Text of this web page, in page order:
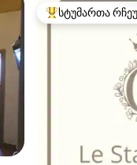
სტუმართა
სტუმართა